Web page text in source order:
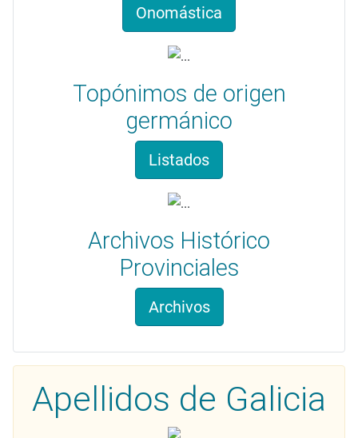
Onomástica
Topónimos de origen
germánico
Listados
Archivos Histórico
Provinciales
Archivos
Apellidos de Galicia